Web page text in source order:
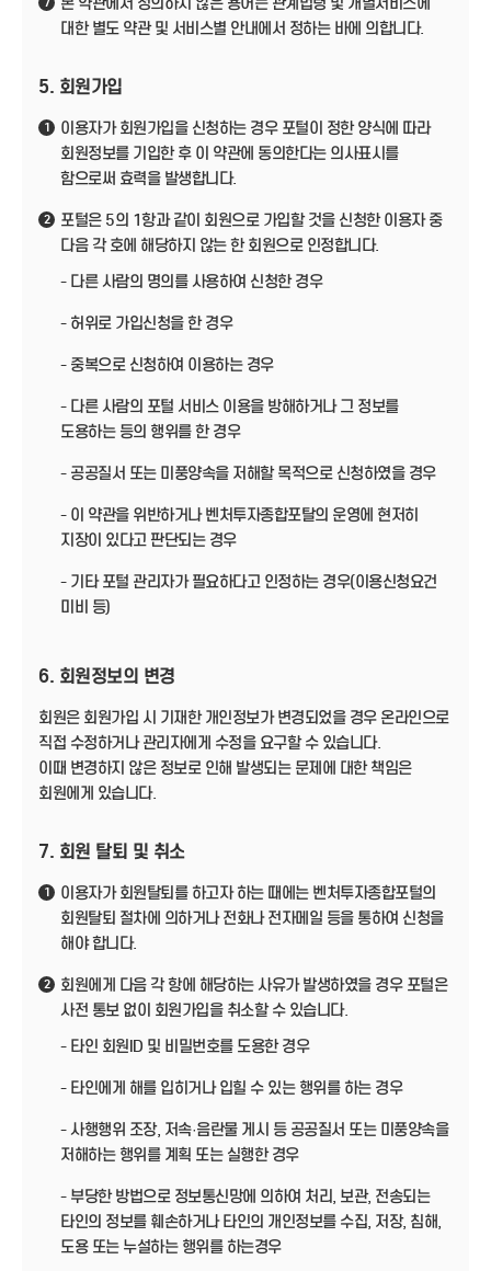
대한 별도 약관 및 서비스별 안내에서 정하는 바에 의합니다.
5. 회원가입
1
이용자가 회원가입을 신청하는 경우 포털이 정한 양식에 따라
회원정보를 기입한 후 이 약관에 동의한다는 의사표시를
함으로써 효력을 발생합니다.
2
포털은 5의 1항과 같이 회원으로 가입할 것을 신청한 이용자 중
다음 각 호에 해당하지 않는 한 회원으로 인정합니다.
- 다른 사람의 명의를 사용하여 신청한 경우
- 허위로 가입신청을 한 경우
- 중복으로 신청하여 이용하는 경우
- 다른 사람의 포털 서비스 이용을 방해하거나 그 정보를
도용하는 등의 행위를 한 경우
- 공공질서 또는 미풍양속을 저해할 목적으로 신청하였을 경우
- 이 약관을 위반하거나 벤처투자종합포탈의 운영에 현저히
지장이 있다고 판단되는 경우
- 기타 포털 관리자가 필요하다고 인정하는 경우(이용신청요건
미비 등)
6. 회원정보의 변경
회원은 회원가입 시 기재한 개인정보가 변경되었을 경우 온라인으로
직접 수정하거나 관리자에게 수정을 요구할 수 있습니다.
이때 변경하지 않은 정보로 인해 발생되는 문제에 대한 책임은
회원에게 있습니다.
7. 회원 탈퇴 및 취소
1
이용자가 회원탈퇴를 하고자 하는 때에는 벤처투자종합포털의
회원탈퇴 절차에 의하거나 전화나 전자메일 등을 통하여 신청을
해야 합니다.
2
회원에게 다음 각 항에 해당하는 사유가 발생하였을 경우 포털은
사전 통보 없이 회원가입을 취소할 수 있습니다.
- 타인 회원ID 및 비밀번호를 도용한 경우
- 타인에게 해를 입히거나 입힐 수 있는 행위를 하는 경우
- 사행행위 조장, 저속·음란물 게시 등 공공질서 또는 미풍양속을
저해하는 행위를 계획 또는 실행한 경우
- 부당한 방법으로 정보통신망에 의하여 처리, 보관, 전송되는
타인의 정보를 훼손하거나 타인의 개인정보를 수집, 저장, 침해,
도용 또는 누설하는 행위를 하는경우